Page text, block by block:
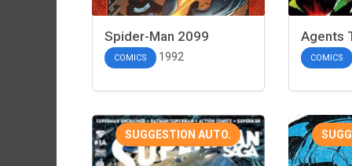
Spider-Man 2099
COMICS 1992
Agents
COMICS
SUGGESTION AUTO.